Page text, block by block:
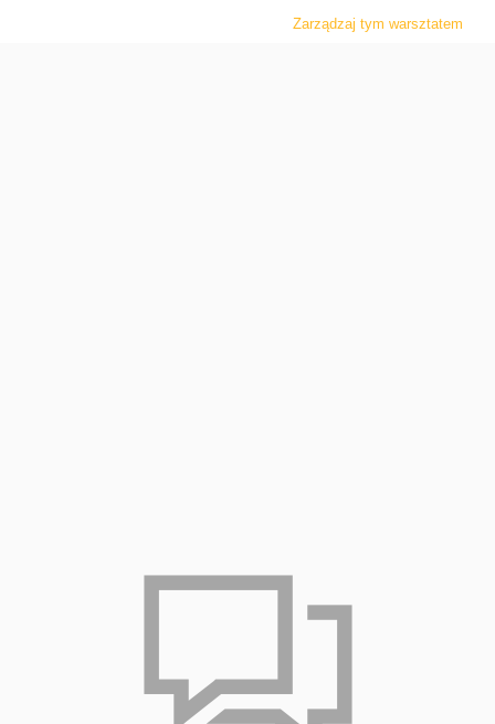
Zarządzaj tym warsztatem